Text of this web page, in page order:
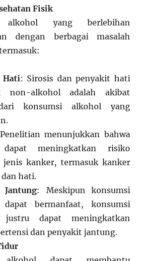
Fisik
alkohol yang berlebihan
dengan berbagai masalah
Hati: Sirosis dan penyakit hati
non-alkohol adalah akibat
konsumsi alkohol yang
menunjukkan bahwa
meningkatkan risiko
jenis kanker, termasuk kanker
dan hati.
Jantung: Meskipun konsumsi
dapat bermanfaat, konsumsi
justru dapat meningkatkan
dan penyakit jantung.